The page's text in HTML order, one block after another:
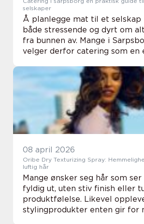
selskaper
Å planlegge mat til et
både stressende og dyrt om
fra bunnen av. Mange i
velger derfor catering som en
døren, frigjør det tid til å ta vare
08 april 2026
Oribe Dry Texturizing Spray:
luftig hår
Mange ønsker seg hår som
fyldig ut, uten stiv finish eller
produktfølelse. Likevel
stylingprodukter enten gir for